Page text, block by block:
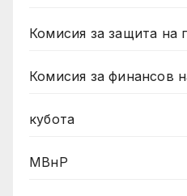
Комисия за защита на
Комисия за финансов
кубота
МВнР